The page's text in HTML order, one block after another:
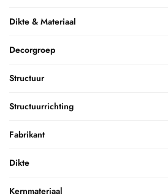
Dikte & Materiaal
Decorgroep
Structuur
Structuurrichting
Fabrikant
Dikte
Kernmateriaal